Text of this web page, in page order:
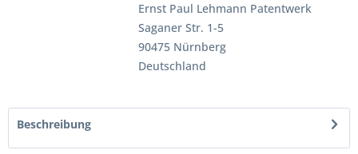
Ernst Paul Lehmann Patentwerk
Saganer Str. 1-5
90475 Nürnberg
Deutschland
Beschreibung